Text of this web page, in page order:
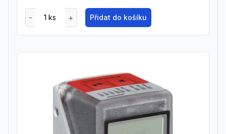
Přidat do košíku